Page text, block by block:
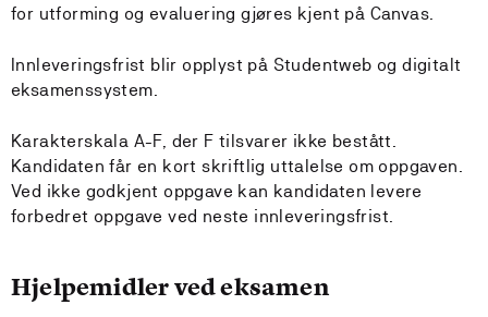
for utforming og evaluering gjøres kjent på Canvas.
Innleveringsfrist blir opplyst på Studentweb og digitalt
eksamenssystem.
Karakterskala A-F, der F tilsvarer ikke bestått.
Kandidaten får en kort skriftlig uttalelse om oppgaven.
Ved ikke godkjent oppgave kan kandidaten levere
forbedret oppgave ved neste innleveringsfrist.
Hjelpemidler ved eksamen